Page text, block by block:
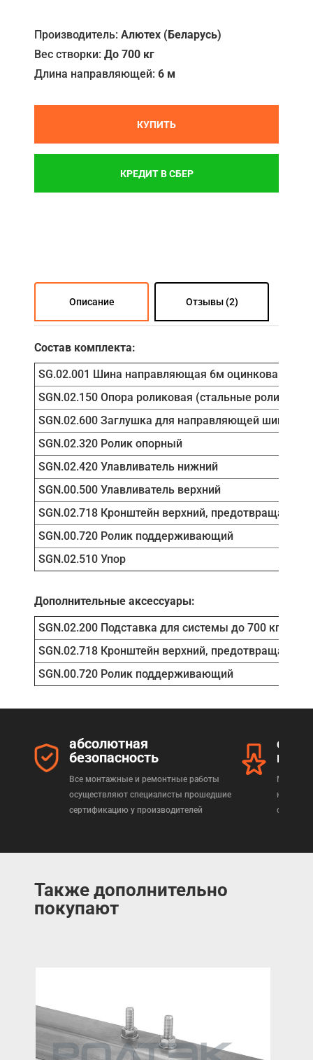
Отзывы
Контакты
Производитель: Алютех (Беларусь)
Вес створки: До 700 кг
Длина направляющей: 6 м
КУПИТЬ
КРЕДИТ В СБЕР
Описание Отзывы (2)
Состав комплекта:
SG.02.001 Шина направляющая 6м оцинкованная
SGN.02.150 Опора роликовая (стальные ролики)
SGN.02.600 Заглушка для направляющей шины
SGN.02.320 Ролик опорный
SGN.02.420 Улавливатель нижний
SGN.00.500 Улавливатель верхний
SGN.02.718 Кронштейн верхний, предотвращает
SGN.00.720 Ролик поддерживающий
SGN.02.510 Упор
Дополнительные аксессуары:
SGN.02.200 Подставка для системы до 700 кг
SGN.02.718 Кронштейн верхний, предотвращает
SGN.00.720 Ролик поддерживающий
абсолютная
безопасность
Все монтажные и ремонтные работы
осуществляют специалисты прошедшие
сертификацию у производителей
Мы
Также дополнительно
покупают